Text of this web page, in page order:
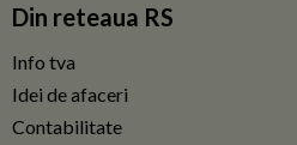
Din reteaua RS
Info tva
Idei de afaceri
Contabilitate